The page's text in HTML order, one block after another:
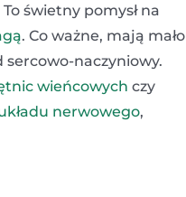
świetny pomysł na
. Co ważne, mają mało
sercowo-naczyniowy.
wieńcowych czy
nerwowego,